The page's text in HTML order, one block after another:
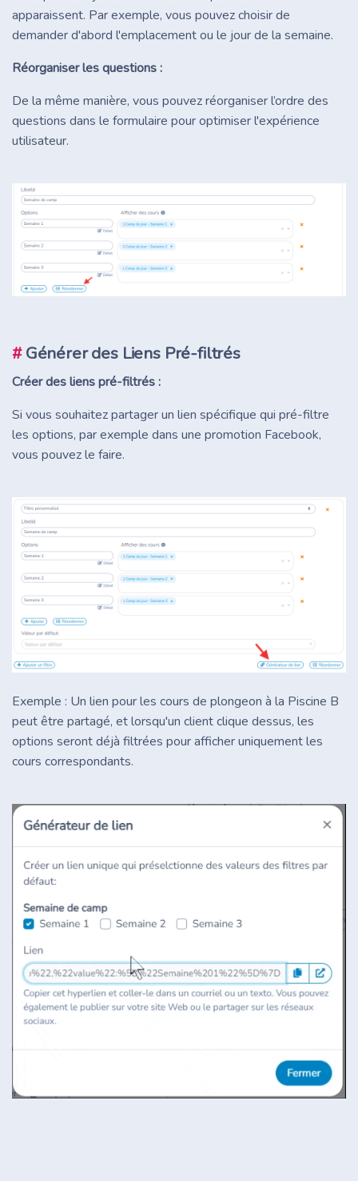
apparaissent. Par exemple, vous pouvez choisir de
demander d'abord l'emplacement ou le jour de la semaine.
Réorganiser les questions :
De la même manière, vous pouvez réorganiser l’ordre des
questions dans le formulaire pour optimiser l'expérience
utilisateur.
#Générer des Liens Pré-filtrés
Créer des liens pré-filtrés :
Si vous souhaitez partager un lien spécifique qui pré-filtre
les options, par exemple dans une promotion Facebook,
vous pouvez le faire.
Exemple : Un lien pour les cours de plongeon à la Piscine B
peut être partagé, et lorsqu'un client clique dessus, les
options seront déjà filtrées pour afficher uniquement les
cours correspondants.